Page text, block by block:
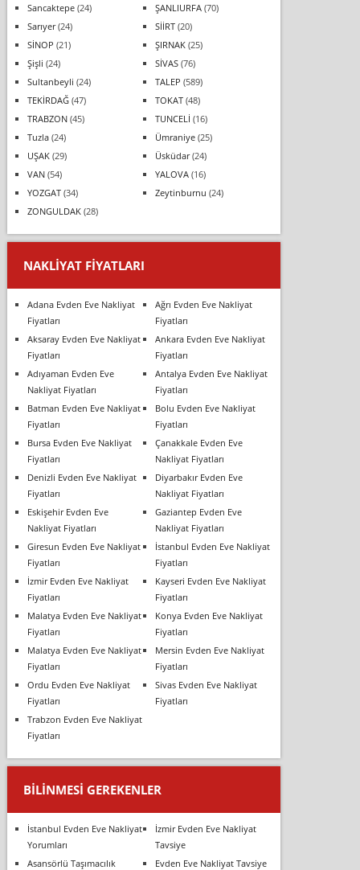
Sancaktepe(24) ŞANLIURFA(70)
Sarıyer(24) SİİRT(20)
SİNOP (21) ŞIRNAK(25)
Şişli (24) SİVAS(76)
Sultanbeyli (24) TALEP (589)
TEKİRDAĞ(47) TOKAT(48)
TRABZON(45) TUNCELİ (16)
Tuzla(24) Ümraniye(25)
UŞAK(29) Üsküdar(24)
VAN(54) YALOVA(16)
YOZGAT(34) Zeytinburnu (24)
ZONGULDAK(28)
NAKLIYAT FIYATLARI
Adana Evden Eve Nakliyat
Fiyatları
Ağrı Evden Eve Nakliyat
Fiyatları
Aksaray Evden Eve Nakliyat
Fiyatları
Ankara Evden Eve Nakliyat
Fiyatları
Adıyaman Evden Eve
Nakliyat Fiyatları
Antalya Evden Eve Nakliyat
Fiyatları
Batman Evden Eve Nakliyat
Fiyatları
Bolu Evden Eve Nakliyat
Fiyatları
Bursa Evden Eve Nakliyat
Fiyatları
Çanakkale Evden Eve
Nakliyat Fiyatları
Denizli Evden Eve Nakliyat
Fiyatları
Diyarbakır Evden Eve
Nakliyat Fiyatları
Eskişehir Evden Eve
Nakliyat Fiyatları
Gaziantep Evden Eve
Nakliyat Fiyatları
Giresun Evden Eve Nakliyat
Fiyatları
İstanbul Evden Eve Nakliyat
Fiyatları
İzmir Evden Eve Nakliyat
Fiyatları
Kayseri Evden Eve Nakliyat
Fiyatları
Malatya Evden Eve Nakliyat
Fiyatları
Konya Evden Eve Nakliyat
Fiyatları
Malatya Evden Eve Nakliyat
Fiyatları
Mersin Evden Eve Nakliyat
Fiyatları
Ordu Evden Eve Nakliyat
Fiyatları
Sivas Evden Eve Nakliyat
Fiyatları
Trabzon Evden Eve Nakliyat
Fiyatları
BILINMESI GEREKENLER
İstanbul Evden Eve Nakliyat
Yorumları
İzmir Evden Eve Nakliyat
Tavsiye
Asansörlü Taşımacılık
Evden Eve Nakliyat Tavsiye